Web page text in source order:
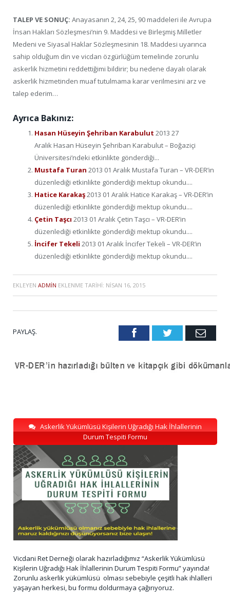
TALEP VE SONUÇ: Anayasanın 2, 24, 25, 90 maddeleri ile Avrupa
İnsan Hakları Sözleşmesi’nin 9. Maddesi ve Birleşmiş Milletler
Medeni ve Siyasal Haklar Sözleşmesinin 18. Maddesi uyarınca
sahip olduğum din ve vicdan özgürlüğüm temelinde zorunlu
askerlik hizmetini reddettiğimi bildirir; bu nedene dayalı olarak
askerlik hizmetinden muaf tutulmama karar verilmesini arz ve
talep ederim…
Ayrıca Bakınız:
Hasan Hüseyin Şehriban Karabulut 2013 27
Aralık Hasan Hüseyin Şehriban Karabulut – Boğaziçi
Üniversitesi’ndeki etkinlikte gönderdiği...
Mustafa Turan 2013 01 Aralık Mustafa Turan – VR-DER’in
düzenlediği etkinlikte gönderdiği mektup okundu....
Hatice Karakaş2013 01 Aralık Hatice Karakaş – VR-DER’in
düzenlediği etkinlikte gönderdiği mektup okundu....
Çetin Taşcı 2013 01 Aralık Çetin Taşcı – VR-DER’in
düzenlediği etkinlikte gönderdiği mektup okundu....
İncifer Tekeli 2013 01 Aralık İncifer Tekeli – VR-DER’in
düzenlediği etkinlikte gönderdiği mektup okundu....
EKLEYEN ADMIN EKLENME TARIHI: NISAN 16, 2015
PAYLAŞ. FacebookTwitter Email
Askerlik Yükümlüsü Kişilerin Uğradığı Hak İhlallerinin
Durum Tespiti Formu
Vicdani Ret Derneği olarak hazırladığımız “Askerlik Yükümlüsü
Kişilerin Uğradığı Hak İhlallerinin Durum Tespiti Formu” yayında!
Zorunlu askerlik yükümlüsü olması sebebiyle çeşitli hak ihlalleri
yaşayan herkesi, bu formu doldurmaya çağırıyoruz.